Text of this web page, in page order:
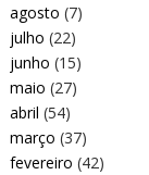
agosto (7)
julho (22)
junho (15)
maio (27)
abril (54)
março (37)
fevereiro (42)